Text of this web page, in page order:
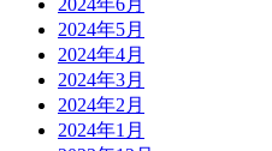
2024年5月
2024年4月
2024年3月
2024年2月
2024年1月